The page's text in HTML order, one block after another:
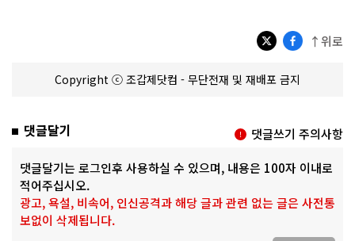
↑위로
Copyright ⓒ 조갑제닷컴 - 무단전재 및 재배포 금지
댓글달기 댓글쓰기 주의사항
댓글달기는 로그인후 사용하실 수 있으며, 내용은 100자 이내로
적어주십시오.
광고, 욕설, 비속어, 인신공격과 해당 글과 관련 없는 글은 사전통
보없이 삭제됩니다.